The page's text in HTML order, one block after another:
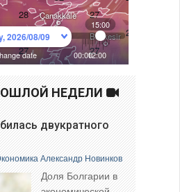
НЕДЕЛИ
двукратного
Александр Новинков
Доля Болгарии в